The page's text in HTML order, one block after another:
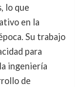
lo que
en la
Su trabajo
para
ingeniería
de